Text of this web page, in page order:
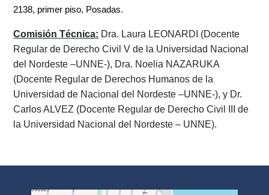
2138, primer piso, Posadas.
Comisión Técnica: Dra. Laura LEONARDI (Docente
Regular de Derecho Civil V de la Universidad Nacional
del Nordeste –UNNE-), Dra. Noelia NAZARUKA
(Docente Regular de Derechos Humanos de la
Universidad de Nacional del Nordeste –UNNE-), y Dr.
Carlos ALVEZ (Docente Regular de Derecho Civil III de
la Universidad Nacional del Nordeste – UNNE).